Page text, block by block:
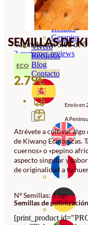
Hortensias
Rosales
Geranios
Vivero
Recursos
Blog
Contacto
SEMILLAS DE
Valorado con5.00de 5
2customer reviews
ECO
2.79€
Envío en
A
Atrévete a cultivar algo
de Kiwano Ecológicas.
cuernos» o «pepino
aspecto singular y
de originalidad a tu
Nº Semillas: 1.5gr
Semillas de
[print_product